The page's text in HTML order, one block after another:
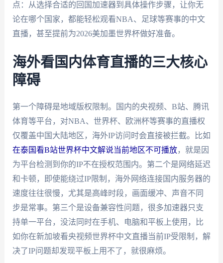
点：从选择合适的回国加速器到具体操作步骤，让你无
论在哪个国家，都能轻松观看NBA、足球等赛事的中文
直播，甚至提前为2026美加墨世界杯做好准备。
海外看国内体育直播的三大核心
障碍
第一个障碍是地域版权限制。国内的央视频、B站、腾讯
体育等平台，对NBA、世界杯、欧洲杯等赛事的直播权
仅覆盖中国大陆地区，海外IP访问时会直接被拦截。比如
在泰国看B站世界杯中文解说当前地区不可播放，就是因
为平台检测到你的IP不在授权范围内。第二个是网络延迟
和卡顿，即使能绕过IP限制，海外网络连接国内服务器的
速度往往很慢，尤其是高峰时段，画面缓冲、声音不同
步是常事。第三个是设备兼容性问题，很多加速器只支
持单一平台，没法同时在手机、电脑和平板上使用，比
如你在新加坡看央视频世界杯中文直播当前IP受限制，解
决了IP问题却发现平板上用不了，就很麻烦。